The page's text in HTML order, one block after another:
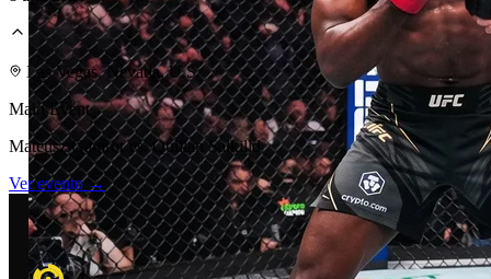
Laboratorio Técnico
Las Vegas, Nevada, U.S.
Main Event
Mateusz Gamrot vs. Quillan Salkilld
Ver evento →